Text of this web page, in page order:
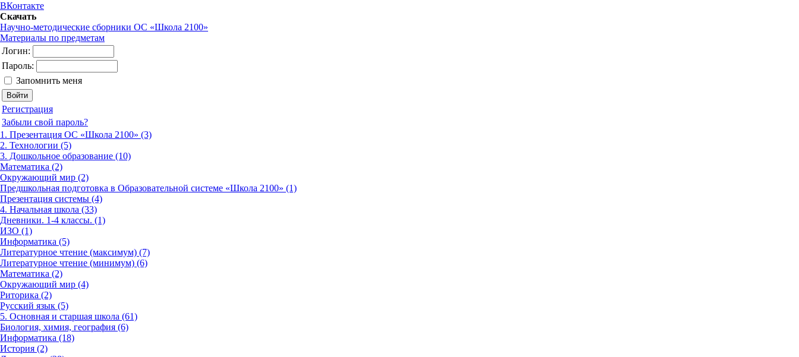
ВКонтакте
Скачать
Научно-методические сборники ОС «Школа 2100»
Материалы по предметам
Логин:
Пароль:
Запомнить меня
Регистрация
Забыли свой пароль?
1. Презентация ОС «Школа 2100» (3)
2. Технологии (5)
3. Дошкольное образование (10)
Математика (2)
Окружающий мир (2)
Предшкольная подготовка в Образовательной системе «Школа 2100» (1)
Презентация системы (4)
4. Начальная школа (33)
Дневники. 1-4 классы. (1)
ИЗО (1)
Информатика (5)
Литературное чтение (максимум) (7)
Литературное чтение (минимум) (6)
Математика (2)
Окружающий мир (4)
Риторика (2)
Русский язык (5)
5. Основная и старшая школа (61)
Биология, химия, география (6)
Информатика (18)
История (2)